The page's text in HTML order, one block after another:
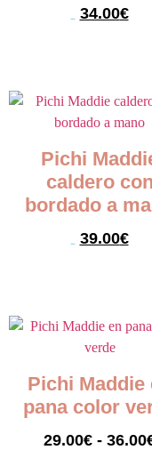
34.00€
Pichi
caldero con
bordado a
39.00€
Pichi Maddie
pana color
29.00€ - 36.00